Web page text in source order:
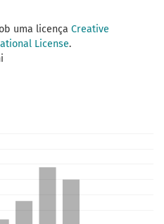
uma licença Creative
License.